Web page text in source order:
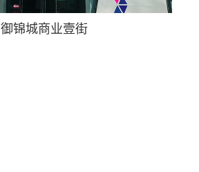
御锦城商业壹街